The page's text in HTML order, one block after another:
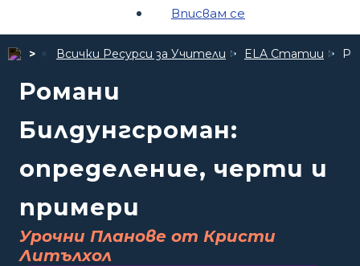
Вписвам се
Всички Ресурси за Учители ELA Статии
Романи
Билдунгсроман:
определение, черти и
примери
Урочни Планове от Кристи
Литълхол